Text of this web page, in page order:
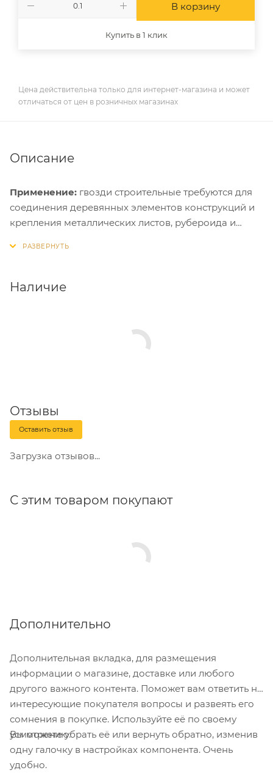
В корзину
Купить в 1 клик
Цена действительна только для интернет-магазина и может
отличаться от цен в розничных магазинах
Описание
Применение: гвозди строительные требуются для
соединения деревянных элементов конструкций и
крепления металлических листов, рубероида и
Наличие
Отзывы
Оставить отзыв
Загрузка отзывов...
С этим товаром покупают
Дополнительно
Дополнительная вкладка, для размещения
информации о магазине, доставке или любого
другого важного контента. Поможет вам ответить на
интересующие покупателя вопросы и развеять его
сомнения в покупке. Используйте её по своему
усмотрению.
Вы можете убрать её или вернуть обратно, изменив
одну галочку в настройках компонента. Очень
удобно.